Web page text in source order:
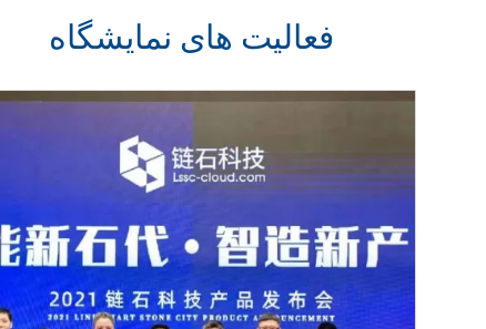
فعالیت های نمایشگاه